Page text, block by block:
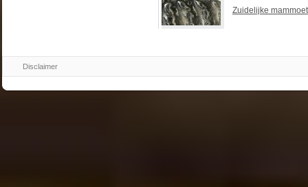
Zuidelijke mammoet
Disclaimer